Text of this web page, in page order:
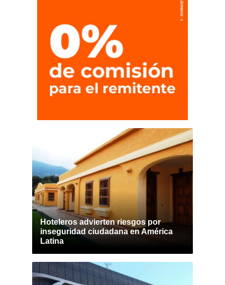
Hoteleros advierten riesgos por
inseguridad ciudadana en América
Latina